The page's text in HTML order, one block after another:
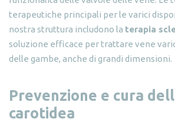
terapeutiche principali per le varici
nostra struttura includono la terapia
soluzione efficace per trattare vene
delle gambe, anche di grandi dimensioni.
Prevenzione e cura
carotidea